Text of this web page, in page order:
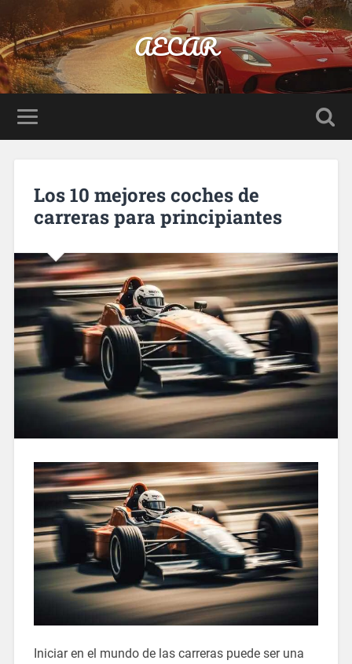
AECAR
Los 10 mejores coches de
carreras para principiantes
Iniciar en el mundo de las carreras puede ser una